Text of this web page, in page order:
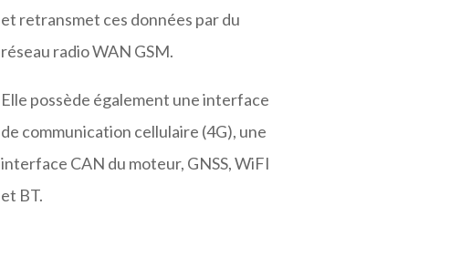
et retransmet ces données par du
réseau radio WAN GSM.
Elle possède également une interface
de communication cellulaire (4G), une
interface CAN du moteur, GNSS, WiFI
et BT.